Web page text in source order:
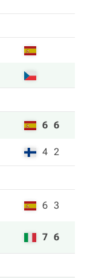
6 6
4 2
6 3
7 6